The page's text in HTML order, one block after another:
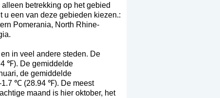
betrekking op het gebied
u een van deze gebieden kiezen.:
Pomerania, North Rhine-
.
in veel andere steden. De
℉). De gemiddelde
de gemiddelde
1.7 ℃ (28.94 ℉). De meest
maand is hier oktober, het